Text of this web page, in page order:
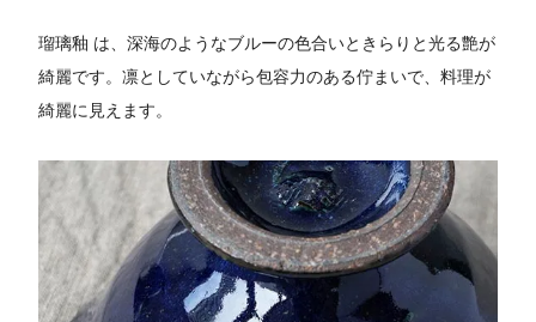
瑠璃釉 は、深海のようなブルーの色合いときらりと光る艶が
綺麗です。凛としていながら包容力のある佇まいで、料理が
綺麗に見えます。